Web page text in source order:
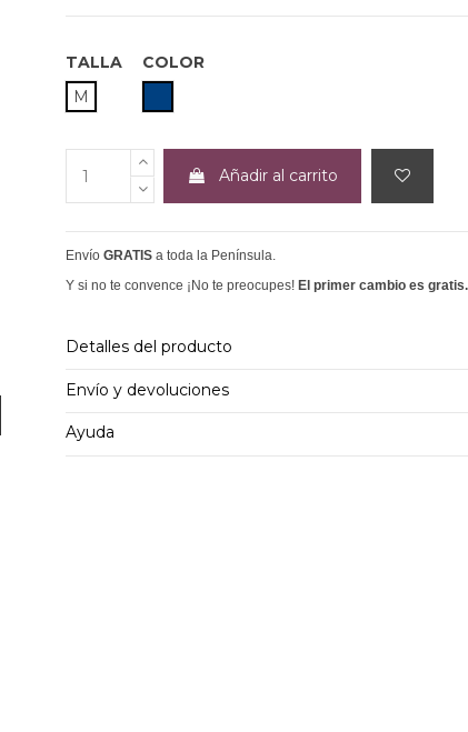
TALLA
M
COLOR
Añadir al carrito
Envío GRATIS a toda la Península.
Y si no te convence ¡No te preocupes! El primer cambio es gratis.
Detalles del producto
Envío y devoluciones
Ayuda